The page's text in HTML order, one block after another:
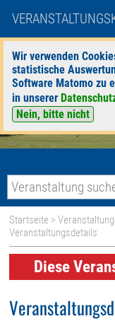
Wir verwenden
statistische
Software Matomo zu
in unserer
Nein, bitte nicht
Startseite >
Veranstaltungsdetails
Diese